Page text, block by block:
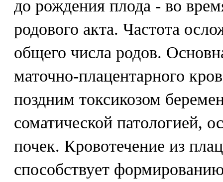
до рождения плода - во
родового акта. Частота
общего числа родов.
маточно-плацентарного
поздним токсикозом
соматической патологией,
почек. Кровотечение из
способствует